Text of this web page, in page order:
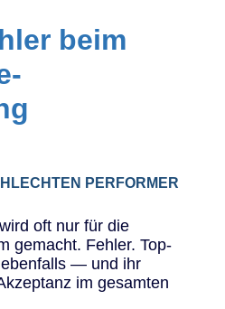
beim
PERFORMER
oft nur für die
gemacht. Fehler. Top-
— und ihr
im gesamten